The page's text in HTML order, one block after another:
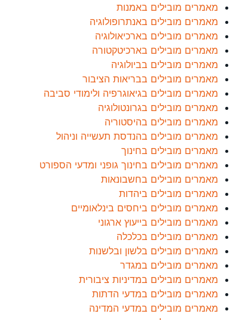
מאמרים מובילים באמנות
מאמרים מובילים באנתרופולוגיה
מאמרים מובילים בארכיאולוגיה
מאמרים מובילים בארכיטקטורה
מאמרים מובילים בביולוגיה
מאמרים מובילים בבריאות הציבור
מאמרים מובילים בגיאוגרפיה ולימודי סביבה
מאמרים מובילים בגרונטולוגיה
מאמרים מובילים בהיסטוריה
מאמרים מובילים בהנדסת תעשייה וניהול
מאמרים מובילים בחינוך
מאמרים מובילים בחינוך גופני ומדעי הספורט
מאמרים מובילים בחשבונאות
מאמרים מובילים ביהדות
מאמרים מובילים ביחסים בינלאומיים
מאמרים מובילים בייעוץ ארגוני
מאמרים מובילים בכלכלה
מאמרים מובילים בלשון ובלשנות
מאמרים מובילים במגדר
מאמרים מובילים במדיניות ציבורית
מאמרים מובילים במדעי הדתות
מאמרים מובילים במדעי המדינה